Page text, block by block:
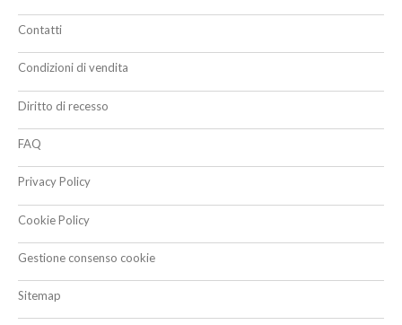
Contatti
Condizioni di vendita
Diritto di recesso
FAQ
Privacy Policy
Cookie Policy
Gestione consenso cookie
Sitemap